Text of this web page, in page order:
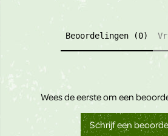
Beoordelingen (0)
Wees de eerste om een
Schrijf een